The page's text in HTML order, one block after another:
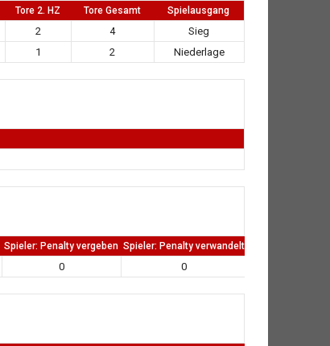
Tore 2. HZ Tore Gesamt Spielausgang
2 4
Sieg
1 2 Niederlage
Spieler: Penalty vergeben Spieler: Penalty verwandelt
0 0